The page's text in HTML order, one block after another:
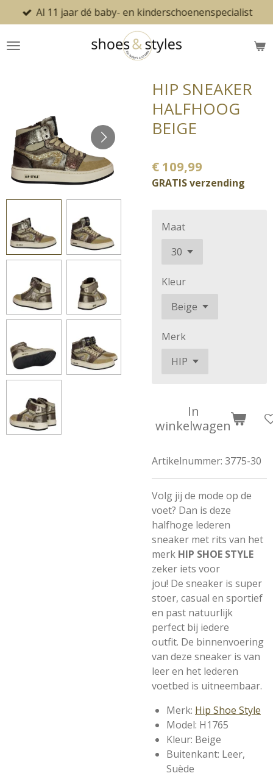
direct
naar
Al 11 jaar dé baby- en kinderschoenenspecialist
HIP SNEAKER
HALFHOOG
BEIGE
€ 109,99
GRATIS verzending
Maat
Kleur
Merk
In
winkelwagen
Artikelnummer: 3775-30
Volg jij de mode op de
voet? Dan is deze
halfhoge lederen
sneaker met rits van het
merk HIP SHOE STYLE
zeker iets voor
jou! De sneaker is super
stoer, casual en sportief
en past natuurlijk
perfect bij iedere
outfit. De binnenvoering
van deze sneaker is van
leer en het lederen
voetbed is uitneembaar.
Merk: Hip Shoe Style
Model: H1765
Kleur: Beige
Buitenkant: Leer,
Suède